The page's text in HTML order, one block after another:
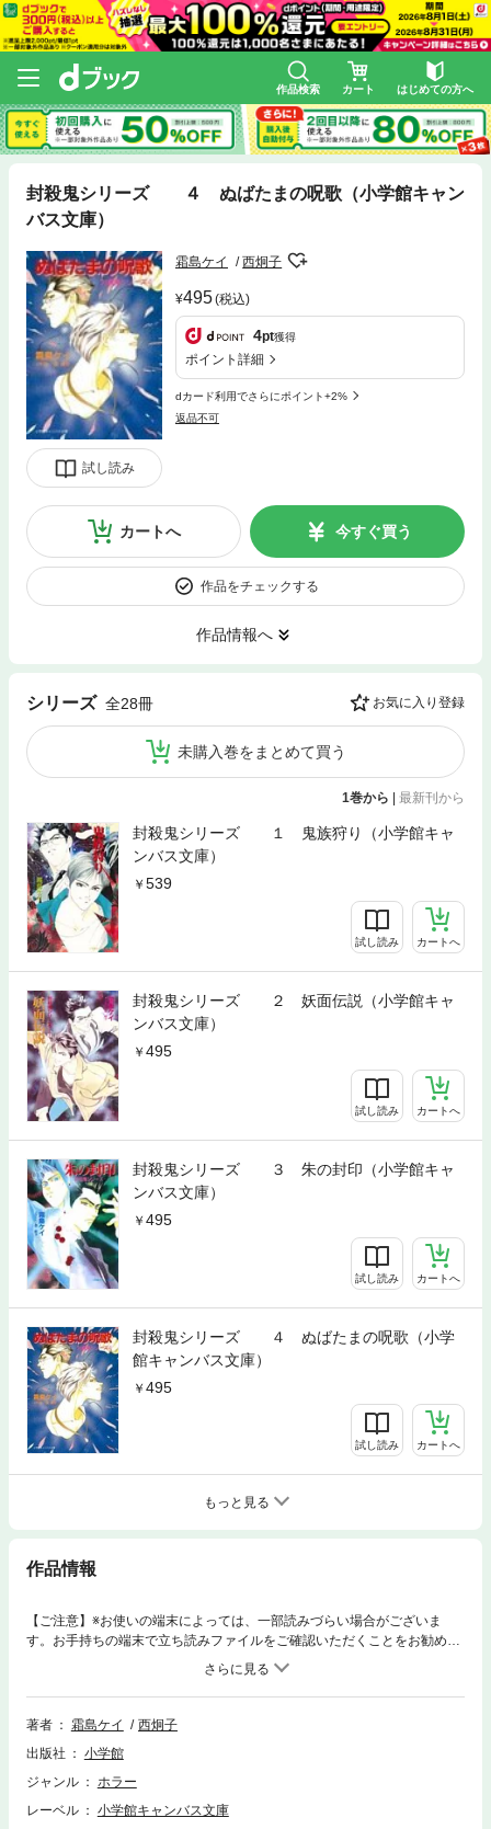
作品検索 カート はじめての方へ
封殺鬼シリーズ ４ ぬばたまの呪歌（小学館キャン
バス文庫）
試し読み
霜島ケイ 西炯子
495(税込)
4pt獲得
ポイント詳細
dカード利用でさらにポイント+2%
返品不可
カートへ 今すぐ買う
作品をチェックする
作品情報へ
シリーズ 全28冊 お気に入り登録
未購入巻をまとめて買う
1巻から 最新刊から
封殺鬼シリーズ １ 鬼族狩り（小学館キャ
ンバス文庫）
539
試し読み カートへ
封殺鬼シリーズ ２ 妖面伝説（小学館キャ
ンバス文庫）
495
試し読み カートへ
封殺鬼シリーズ ３ 朱の封印（小学館キャ
ンバス文庫）
495
試し読み カートへ
封殺鬼シリーズ ４ ぬばたまの呪歌（小学
館キャンバス文庫）
495
試し読み カートへ
もっと見る
作品情報
【ご注意】※お使いの端末によっては、一部読みづらい場合がございま
す。お手持ちの端末で立ち読みファイルをご確認いただくことをお勧めし
ます。東京には、2月の紅雪が警告した妖気の影響が、次第に現れ始めて
いた。通り魔的な殺人事件や事故が続き、加えて局地的に生じる地震は、
東京の竜脈（大地に流れる生気）に狂いが生じつつあることを示してい
た。※この商品は紙の書籍のページを画像にした電子書籍です。文字サイ
し読みファイルにより、ご購入前にお手持ちの端末での表示をご確認くだ
さい。
著者 霜島ケイ
西炯子
出版社
小学館
ジャンル
ホラー
レーベル
小学館キャンバス文庫